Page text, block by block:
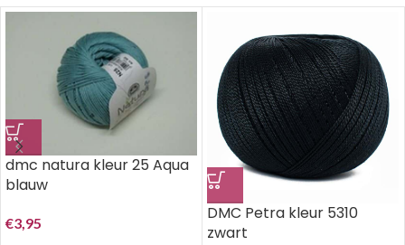
dmc natura kleur 25 Aqua
blauw
€3,95
DMC Petra kleur 5310
zwart